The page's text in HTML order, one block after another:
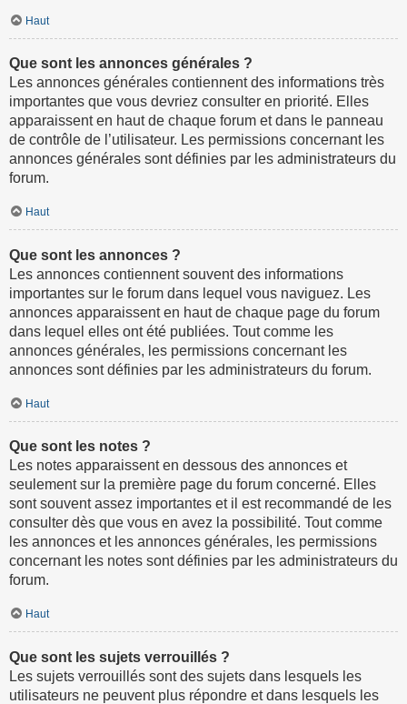
Haut
Que sont les annonces générales ?
Les annonces générales contiennent des informations très
importantes que vous devriez consulter en priorité. Elles
apparaissent en haut de chaque forum et dans le panneau
de contrôle de l’utilisateur. Les permissions concernant les
annonces générales sont définies par les administrateurs du
forum.
Haut
Que sont les annonces ?
Les annonces contiennent souvent des informations
importantes sur le forum dans lequel vous naviguez. Les
annonces apparaissent en haut de chaque page du forum
dans lequel elles ont été publiées. Tout comme les
annonces générales, les permissions concernant les
annonces sont définies par les administrateurs du forum.
Haut
Que sont les notes ?
Les notes apparaissent en dessous des annonces et
seulement sur la première page du forum concerné. Elles
sont souvent assez importantes et il est recommandé de les
consulter dès que vous en avez la possibilité. Tout comme
les annonces et les annonces générales, les permissions
concernant les notes sont définies par les administrateurs du
forum.
Haut
Que sont les sujets verrouillés ?
Les sujets verrouillés sont des sujets dans lesquels les
utilisateurs ne peuvent plus répondre et dans lesquels les